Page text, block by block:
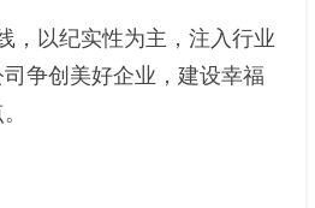
，以纪实性为主，注入行业
争创美好企业，建设幸福